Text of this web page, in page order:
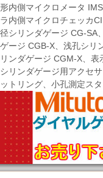
形内側マイクロメータ
ラ内側マイクロチェッカ
径シリンダゲージ CG-SA
ゲージ CGB-X、浅孔シリ
リンダゲージ CGM-X、表
シリンダゲージ用アクセ
ットリング、小孔測定ス